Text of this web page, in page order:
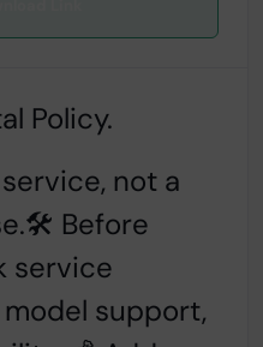
Policy.
not a
🛠️ Before
service
support,